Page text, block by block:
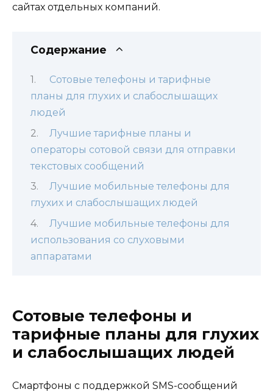
сайтах отдельных компаний.
Содержание
Сотовые телефоны и тарифные
планы для глухих и слабослышащих
людей
Лучшие тарифные планы и
операторы сотовой связи для отправки
текстовых сообщений
Лучшие мобильные телефоны для
глухих и слабослышащих людей
Лучшие мобильные телефоны для
использования со слуховыми
аппаратами
Сотовые телефоны и
тарифные планы для глухих
и слабослышащих людей
Смартфоны с поддержкой SMS-сообщений